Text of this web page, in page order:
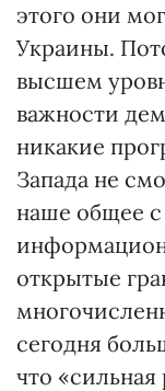
этого они
Украины.
высшем
важности
никакие
Запада не
наше общее
открытые
сегодня
что